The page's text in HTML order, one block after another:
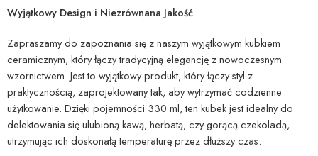
Wyjątkowy Design i Niezrównana Jakość
Zapraszamy do zapoznania się z naszym wyjątkowym kubkiem
ceramicznym, który łączy tradycyjną elegancję z nowoczesnym
wzornictwem. Jest to wyjątkowy produkt, który łączy styl z
praktycznością, zaprojektowany tak, aby wytrzymać codzienne
użytkowanie. Dzięki pojemności 330 ml, ten kubek jest idealny do
delektowania się ulubioną kawą, herbatą, czy gorącą czekoladą,
utrzymując ich doskonałą temperaturę przez dłuższy czas.